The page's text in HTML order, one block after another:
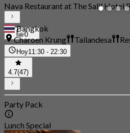
0
Nava Restaurant at The Salil Hotel
Bangkok
Charoen Krung
Tailandesa
Hoy11:30 - 22:30
4.7(47)
Party Pack
Lunch Special